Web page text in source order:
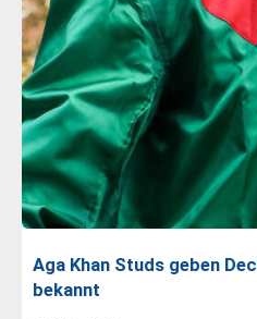
Aga Khan Studs geben
bekannt